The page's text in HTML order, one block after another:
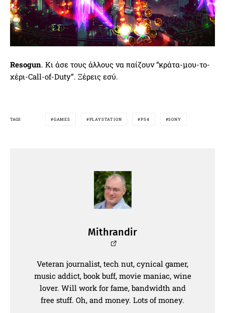
Resogun. Κι άσε τους άλλους να παίζουν “κράτα-μου-το-
χέρι-Call-of-Duty”. Ξέρεις εσύ.
TAGS GAMES PLAYSTATION PS4 SONY
Mithrandir
Veteran journalist, tech nut, cynical gamer,
music addict, book buff, movie maniac, wine
lover. Will work for fame, bandwidth and
free stuff. Oh, and money. Lots of money.